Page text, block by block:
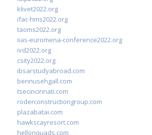
klivet2022.org
ifac-hms2022.org
taoms2022.org
iias-euromena-conference2022.org
ivd2022.org
csity2022.org
ibsarstudyabroad.com
bennusehgall.com
tsecincinnati.com
roderconstructiongroup.com
plazabatai.com
hawkscayresort.com
hellonquads.com